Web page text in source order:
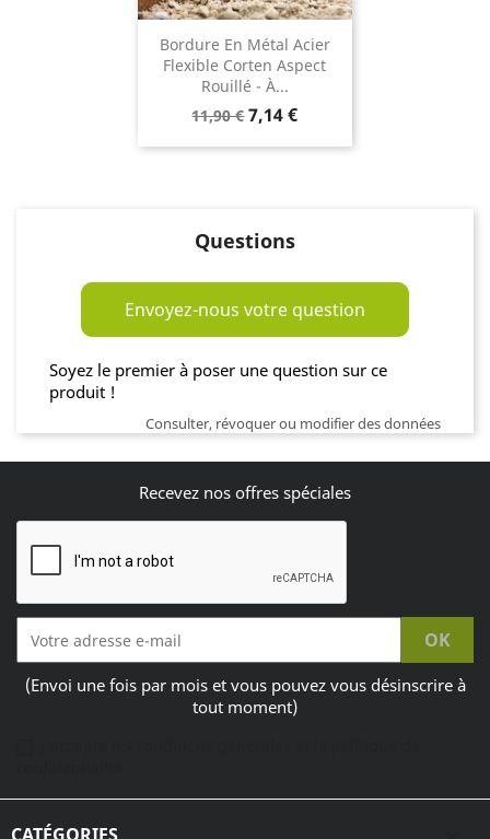
Bordure En Métal Acier
Flexible Corten Aspect
Rouillé - À...
Prix
base
11,90 €Prix
7,14 €
Questions
Envoyez-nous votre question
Soyez le premier à poser une question sur ce
produit !
Consulter, révoquer ou modifier des données
Recevez nos offres spéciales
(Envoi une fois par mois et vous pouvez vous désinscrire à
tout moment)